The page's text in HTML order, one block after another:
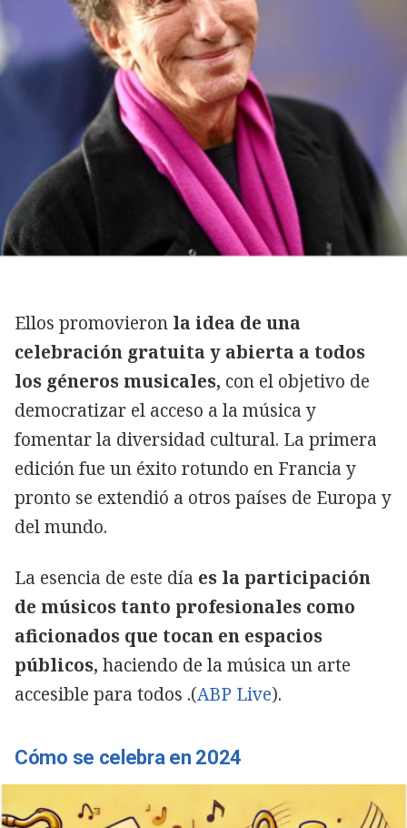
Ellos promovieron la idea de una
celebración gratuita y abierta a todos
los géneros musicales, con el objetivo de
democratizar el acceso a la música y
fomentar la diversidad cultural. La primera
edición fue un éxito rotundo en Francia y
pronto se extendió a otros países de Europa y
del mundo.
La esencia de este día es la participación
de músicos tanto profesionales como
aficionados que tocan en espacios
públicos, haciendo de la música un arte
accesible para todos .(ABP Live).
Cómo se celebra en 2024